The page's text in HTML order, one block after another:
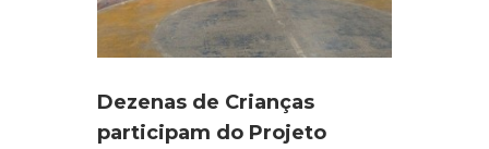
Dezenas de Crianças
participam do Projeto